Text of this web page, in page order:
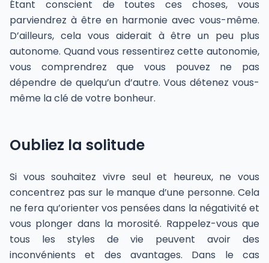
Étant conscient de toutes ces choses, vous
parviendrez à être en harmonie avec vous-même.
D’ailleurs, cela vous aiderait à être un peu plus
autonome. Quand vous ressentirez cette autonomie,
vous comprendrez que vous pouvez ne pas
dépendre de quelqu’un d’autre. Vous détenez vous-
même la clé de votre bonheur.
Oubliez la solitude
Si vous souhaitez vivre seul et heureux, ne vous
concentrez pas sur le manque d’une personne. Cela
ne fera qu’orienter vos pensées dans la négativité et
vous plonger dans la morosité. Rappelez-vous que
tous les styles de vie peuvent avoir des
inconvénients et des avantages. Dans le cas